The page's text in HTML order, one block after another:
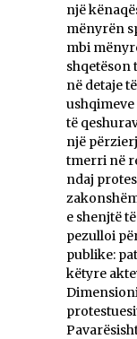
një
mënyrën
mbi
shqetëson
në detaje
ushqimeve
të
një
tmerri në
ndaj
e shenjtë
pezulloi
publike:
këtyre